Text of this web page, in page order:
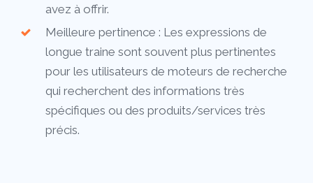
avez à offrir.
Meilleure pertinence : Les expressions de
longue traine sont souvent plus pertinentes
pour les utilisateurs de moteurs de recherche
qui recherchent des informations très
spécifiques ou des produits/services très
précis.